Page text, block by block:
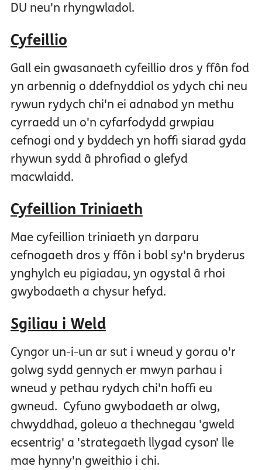
DU neu'n rhyngwladol.
Cyfeillio
Gall ein gwasanaeth cyfeillio dros y ffôn fod
yn arbennig o ddefnyddiol os ydych chi neu
rywun rydych chi'n ei adnabod yn methu
cyrraedd un o'n cyfarfodydd grwpiau
cefnogi ond y byddech yn hoffi siarad gyda
rhywun sydd â phrofiad o glefyd
macwlaidd.
Cyfeillion Triniaeth
Mae cyfeillion triniaeth yn darparu
cefnogaeth dros y ffôn i bobl sy'n bryderus
ynghylch eu pigiadau, yn ogystal â rhoi
gwybodaeth a chysur hefyd.
Sgiliau i Weld
Cyngor un-i-un ar sut i wneud y gorau o'r
golwg sydd gennych er mwyn parhau i
wneud y pethau rydych chi'n hoffi eu
gwneud. Cyfuno gwybodaeth ar olwg,
chwyddhad, goleuo a thechnegau 'gweld
ecsentrig' a 'strategaeth llygad cyson' lle
mae hynny'n gweithio i chi.